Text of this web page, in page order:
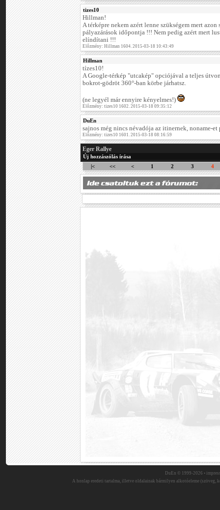
tizes10
Hillman!
A térképre nekem azért lenne szükségem mert
pályazárások időpontja !!! Nem pedig azért mert
elíndítani !!!
Előzmény: Hillman 1604. 2015-03-18 10:43:49
Hillman
tízes10!
A Google-térkép "utcakép" opciójával a teljes
bokrot-gödröt 360°-ban körbe járhatsz.
(ne legyél már ennyire kényelmes!)
Előzmény: tizes10 1602. 2015-03-18 09:35:12
DuEn
sajnos még nincs névadója az itinernek, noname-
Előzmény: tizes10 1601. 2015-03-18 08:16:59
Eger Rallye
Új hozzászólás írása
|<
<< < 1 2 3 4
DuEn © 1999-2026 •
A honlap eredeti tartalma, illetve oldalainak bármilyen alkotóeleme (szöveg,